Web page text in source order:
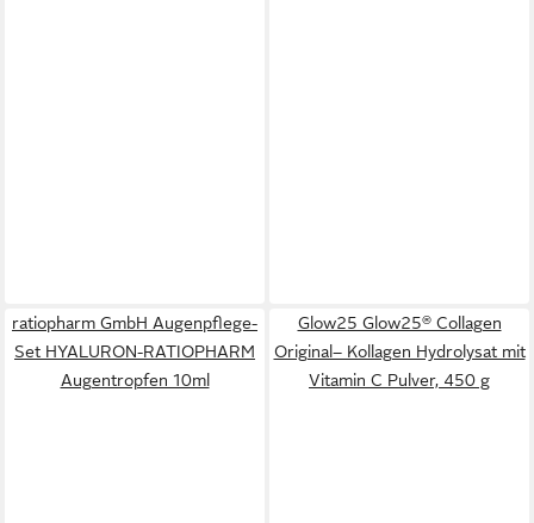
ratiopharm GmbH Augenpflege-
Set HYALURON-RATIOPHARM
Augentropfen 10ml
Glow25 Glow25® Collagen
Original– Kollagen Hydrolysat mit
Vitamin C Pulver, 450 g